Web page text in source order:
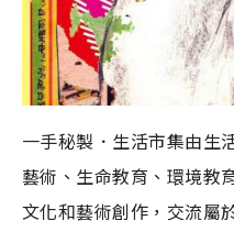
一手秘製．生活市集由生
藝術、生命教育、環境教
文化和藝術創作，交流屬